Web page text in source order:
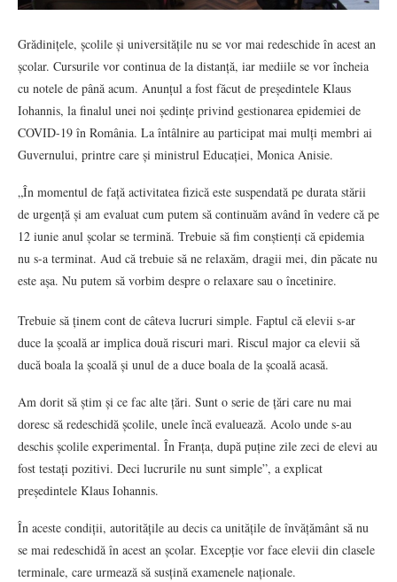
Grădinițele, școlile și universitățile nu se vor mai redeschide în acest an
școlar. Cursurile vor continua de la distanță, iar mediile se vor încheia
cu notele de până acum. Anunțul a fost făcut de președintele Klaus
Iohannis, la finalul unei noi ședințe privind gestionarea epidemiei de
COVID-19 în România. La întâlnire au participat mai mulți membri ai
Guvernului, printre care și ministrul Educației, Monica Anisie.
„În momentul de față activitatea fizică este suspendată pe durata stării
de urgență și am evaluat cum putem să continuăm având în vedere că pe
12 iunie anul școlar se termină. Trebuie să fim conștienți că epidemia
nu s-a terminat. Aud că trebuie să ne relaxăm, dragii mei, din păcate nu
este așa. Nu putem să vorbim despre o relaxare sau o încetinire.
Trebuie să ținem cont de câteva lucruri simple. Faptul că elevii s-ar
duce la școală ar implica două riscuri mari. Riscul major ca elevii să
ducă boala la școală și unul de a duce boala de la școală acasă.
Am dorit să știm și ce fac alte țări. Sunt o serie de țări care nu mai
doresc să redeschidă școlile, unele încă evaluează. Acolo unde s-au
deschis școlile experimental. În Franța, după puține zile zeci de elevi au
fost testați pozitivi. Deci lucrurile nu sunt simple”, a explicat
președintele Klaus Iohannis.
În aceste condiții, autoritățile au decis ca unitățile de învățământ să nu
se mai redeschidă în acest an școlar. Excepție vor face elevii din clasele
terminale, care urmează să susțină examenele naționale.